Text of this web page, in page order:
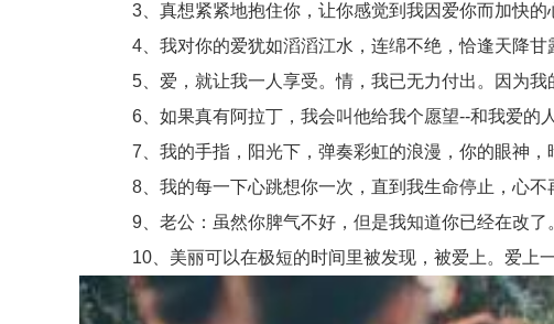
3、真想紧紧地抱住你，让你感觉到我因爱你而加快的
4、我对你的爱犹如滔滔江水，连绵不绝，恰逢天降甘
5、爱，就让我一人享受。情，我已无力付出。因为我
6、如果真有阿拉丁，我会叫他给我个愿望--和我爱的人
7、我的手指，阳光下，弹奏彩虹的浪漫，你的眼神，
8、我的每一下心跳想你一次，直到我生命停止，心不
9、老公：虽然你脾气不好，但是我知道你已经在改了
10、美丽可以在极短的时间里被发现，被爱上。爱上